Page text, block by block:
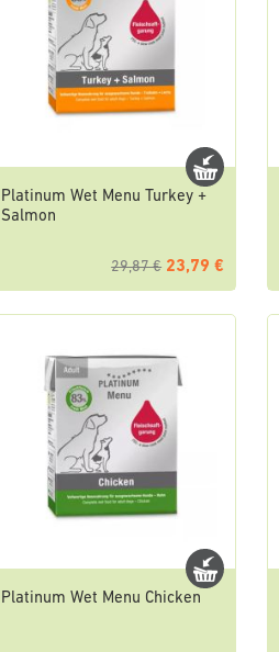
Platinum Wet Menu Turkey +
Salmon
29,87 € 23,79 €
Platinum Wet Menu Chicken